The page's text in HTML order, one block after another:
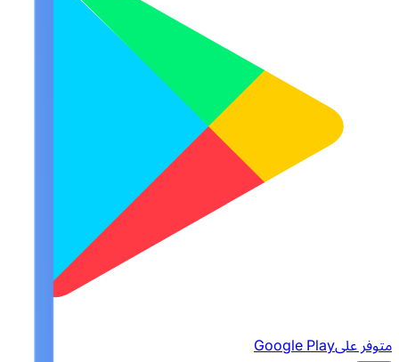
متوفر علىGoogle Play